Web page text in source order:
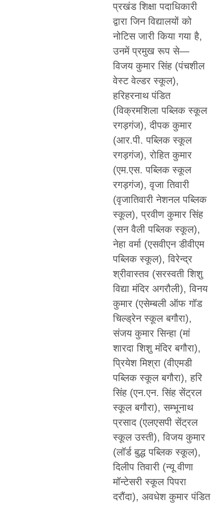
प्रखंड शिक्षा पदाधिकारी
द्वारा जिन विद्यालयों को
नोटिस जारी किया गया है,
उनमें प्रमुख रूप से—
विजय कुमार सिंह (पंचशील
वेस्ट वेल्डर स्कूल),
हरिहरनाथ पंडित
(विक्रमशिला पब्लिक स्कूल
रगड़गंज), दीपक कुमार
(आर.पी. पब्लिक स्कूल
रगड़गंज), रोहित कुमार
(एम.एस. पब्लिक स्कूल
रगड़गंज), वृजा तिवारी
(वृजातिवारी नेशनल पब्लिक
स्कूल), प्रवीण कुमार सिंह
(सन वैली पब्लिक स्कूल),
नेहा वर्मा (एसवीएन डीवीएम
पब्लिक स्कूल), विरेन्द्र
श्रीवास्तव (सरस्वती शिशु
विद्या मंदिर अगरौली), विनय
कुमार (एसेम्बली ऑफ गॉड
चिल्ड्रेन स्कूल बगौरा),
संजय कुमार सिन्हा (मां
शारदा शिशु मंदिर बगौरा),
प्रियेश मिश्रा (वीएमडी
पब्लिक स्कूल बगौरा), हरि
सिंह (एन.एन. सिंह सेंट्रल
स्कूल बगौरा), सम्भूनाथ
प्रसाद (एलएसपी सेंट्रल
स्कूल उस्ती), विजय कुमार
(लॉर्ड बुद्ध पब्लिक स्कूल),
दिलीप तिवारी (न्यू वीणा
मॉन्टेसरी स्कूल पिपरा
दरौंदा), अवधेश कुमार पंडित